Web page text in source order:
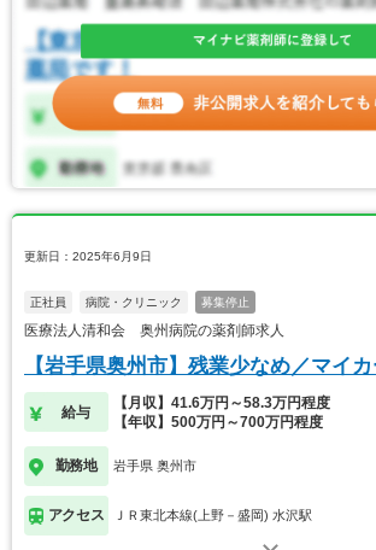
更新日：2025年6月9日
正社員 病院・クリニック 募集停止
医療法人清和会 奥州病院の薬剤師求人
【岩手県奥州市】残業少なめ／マイ
給与
【月収】41.6万円～58.3万円程度
【年収】500万円～700万円程度
勤務地 岩手県 奥州市
アクセス ＪＲ東北本線(上野－盛岡) 水沢駅